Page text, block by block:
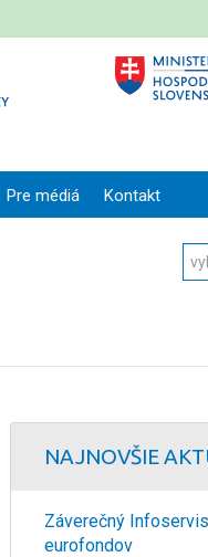
Pre médiá Kontakt
NAJNOVŠIE
Záverečný
eurofondov